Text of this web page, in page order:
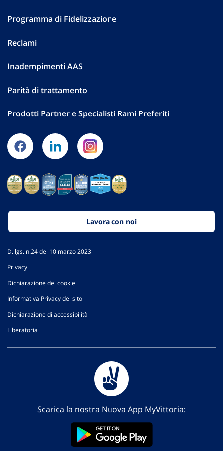
Programma di Fidelizzazione
Reclami
Inadempimenti AAS
Parità di trattamento
Prodotti Partner e Specialisti Rami Preferiti
Lavora con noi
D. lgs. n.24 del 10 marzo 2023
Privacy
Dichiarazione dei cookie
Informativa Privacy del sito
Dichiarazione di accessibilità
Liberatoria
Scarica la nostra Nuova App MyVittoria: